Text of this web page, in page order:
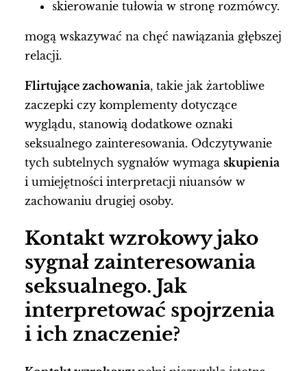
skierowanie tułowia w stronę rozmówcy.
mogą wskazywać na chęć nawiązania głębszej
relacji.
Flirtujące zachowania, takie jak żartobliwe
zaczepki czy komplementy dotyczące
wyglądu, stanowią dodatkowe oznaki
seksualnego zainteresowania. Odczytywanie
tych subtelnych sygnałów wymaga skupienia
i umiejętności interpretacji niuansów w
zachowaniu drugiej osoby.
Kontakt wzrokowy jako
sygnał zainteresowania
seksualnego. Jak
interpretować spojrzenia
i ich znaczenie?